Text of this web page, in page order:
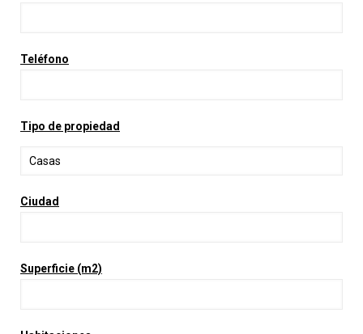
Teléfono
Tipo de propiedad
Ciudad
Superficie (m2)